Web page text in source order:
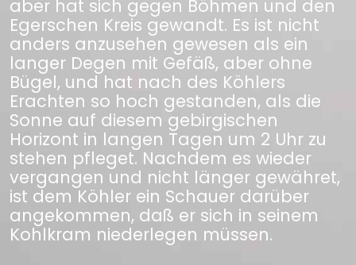
aber hat sich gegen Böhmen und den
Egerschen Kreis gewandt. Es ist nicht
anders anzusehen gewesen als ein
langer Degen mit Gefäß, aber ohne
Bügel, und hat nach des Köhlers
Erachten so hoch gestanden, als die
Sonne auf diesem gebirgischen
Horizont in langen Tagen um 2 Uhr zu
stehen pfleget. Nachdem es wieder
vergangen und nicht länger gewähret,
ist dem Köhler ein Schauer darüber
angekommen, daß er sich in seinem
Kohlkram niederlegen müssen.